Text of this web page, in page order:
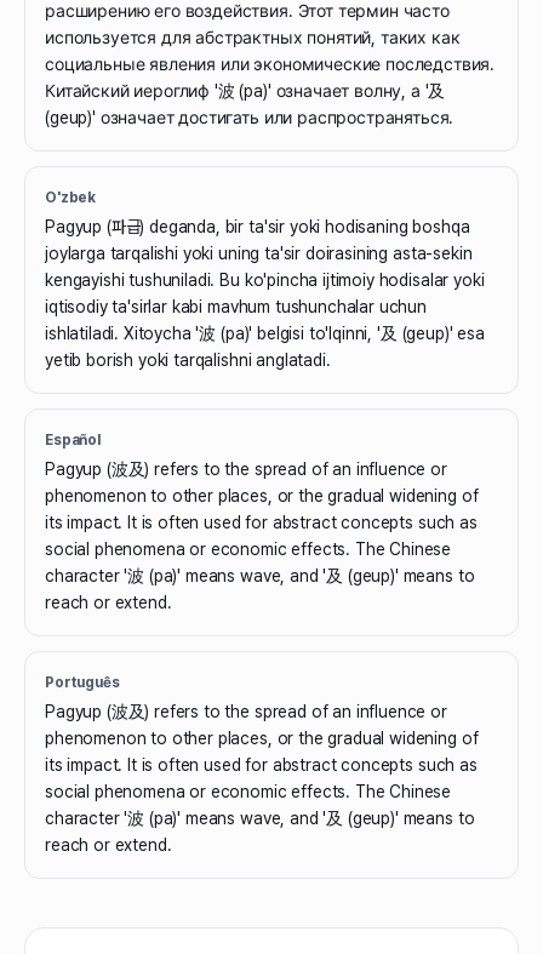
расширению его воздействия. Этот термин часто
используется для абстрактных понятий, таких как
социальные явления или экономические последствия.
Китайский иероглиф '波 (pa)' означает волну, а '及
(geup)' означает достигать или распространяться.
O'zbek
Pagyup (파급) deganda, bir ta'sir yoki hodisaning boshqa
joylarga tarqalishi yoki uning ta'sir doirasining asta-sekin
kengayishi tushuniladi. Bu ko'pincha ijtimoiy hodisalar yoki
iqtisodiy ta'sirlar kabi mavhum tushunchalar uchun
ishlatiladi. Xitoycha '波 (pa)' belgisi to'lqinni, '及 (geup)' esa
yetib borish yoki tarqalishni anglatadi.
Español
Pagyup (波及) refers to the spread of an influence or
phenomenon to other places, or the gradual widening of
its impact. It is often used for abstract concepts such as
social phenomena or economic effects. The Chinese
character '波 (pa)' means wave, and '及 (geup)' means to
reach or extend.
Português
Pagyup (波及) refers to the spread of an influence or
phenomenon to other places, or the gradual widening of
its impact. It is often used for abstract concepts such as
social phenomena or economic effects. The Chinese
character '波 (pa)' means wave, and '及 (geup)' means to
reach or extend.